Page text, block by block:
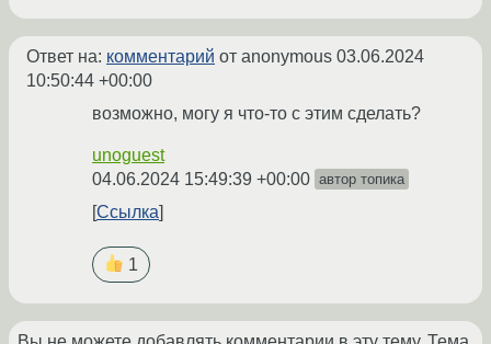
Ответ на: комментарий от anonymous 03.06.2024
10:50:44 +00:00
возможно, могу я что-то с этим сделать?
unoguest
04.06.2024 15:49:39 +00:00 автор топика
Ссылка
1